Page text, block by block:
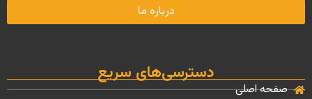
درباره ما
دسترسی‌های سریع
صفحه اصلی